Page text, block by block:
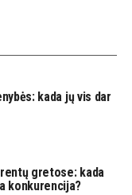
kada jų vis dar
gretose: kada
konkurencija?